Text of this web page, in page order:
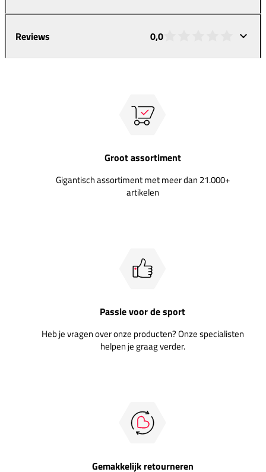
Reviews 0,0
Groot assortiment
Gigantisch assortiment met meer dan 21.000+
artikelen
Passie voor de sport
Heb je vragen over onze producten? Onze specialisten
helpen je graag verder.
Gemakkelijk retourneren